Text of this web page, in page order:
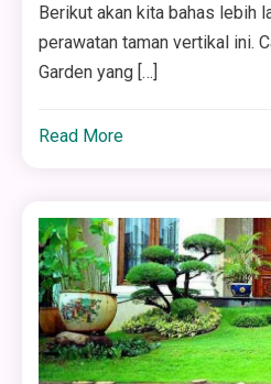
Berikut akan kita bahas lebih
perawatan taman vertikal ini.
Garden yang […]
Read More